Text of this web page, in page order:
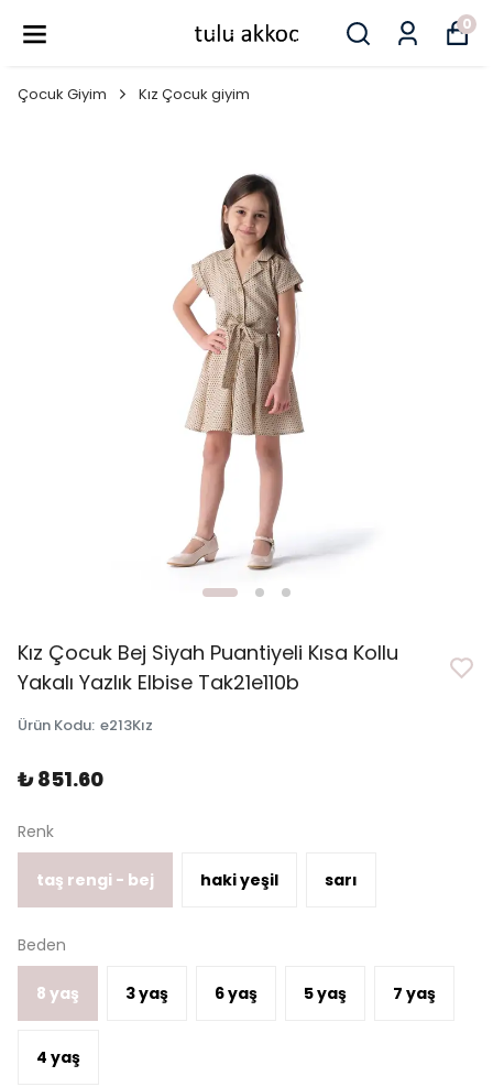
0
Çocuk Giyim Kız Çocuk giyim
Kız Çocuk Bej Siyah Puantiyeli Kısa Kollu
Yakalı Yazlık Elbise Tak21e110b
Ürün Kodu: e213Kız
₺ 851.60
Renk
taş rengi - bej haki yeşil sarı
Beden
8 yaş 3 yaş 6 yaş 5 yaş 7 yaş
4 yaş